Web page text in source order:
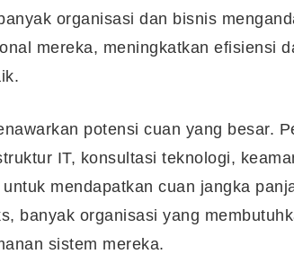
organisasi dan bisnis
mereka, meningkatkan efisiensi
potensi cuan yang besar.
IT, konsultasi teknologi,
mendapatkan cuan jangka
banyak organisasi yang
sistem mereka.